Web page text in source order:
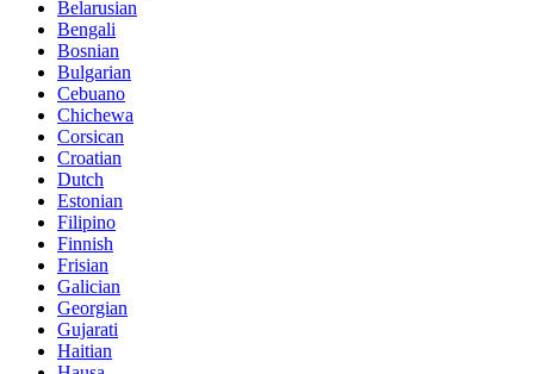
Belarusian
Bengali
Bosnian
Bulgarian
Cebuano
Chichewa
Corsican
Croatian
Dutch
Estonian
Filipino
Finnish
Frisian
Galician
Georgian
Gujarati
Haitian